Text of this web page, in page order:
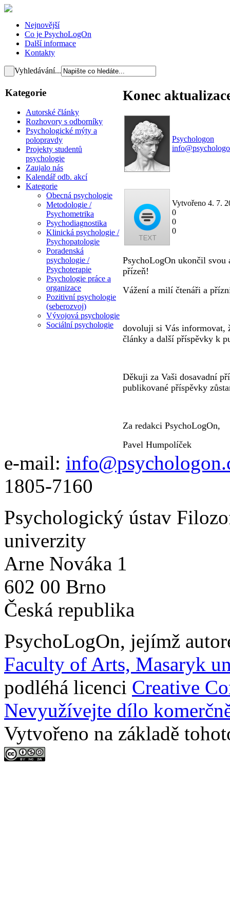
Nejnovější
Co je PsychoLogOn
Další informace
Kontakty
Vyhledávání...
Kategorie
Autorské články
Rozhovory s odborníky
Psychologické mýty a
polopravdy
Projekty studentů
psychologie
Zaujalo nás
Kalendář odb. akcí
Kategorie
Obecná psychologie
Metodologie /
Psychometrika
Psychodiagnostika
Klinická psychologie /
Psychopatologie
Poradenská
psychologie /
Psychoterapie
Psychologie práce a
organizace
Pozitivní psychologie
(seberozvoj)
Vývojová psychologie
Sociální psychologie
Konec
Psychologon
Vytvořeno 4. 7.
0
0
0
PsychoLogOn ukončil
přízeň!
Vážení a milí čtenáři a
dovoluji si Vás informovat,
články a další příspěvky k
Děkuji za Vaši dosavadní
publikované příspěvky
Za redakci PsychoLogOn,
Pavel Humpolíček
e-mail:
1805-7160
Psychologický ústav
univerzity
Arne Nováka 1
602 00 Brno
Česká republika
PsychoLogOn, jejímž
Faculty of Arts, Masaryk
podléhá licenci Creative
Nevyužívejte dílo
Vytvořeno na základě